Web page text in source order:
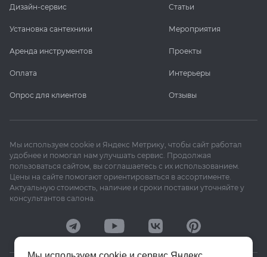
Дизайн-сервис
Установка сантехники
Аренда инструментов
Оплата
Опрос для клиентов
Статьи
Мероприятия
Проекты
Интерьеры
Отзывы
Мы используем cookie и Яндекс Метрику, чтобы сайт работал
удобнее и помогал нам улучшать сервис. Продолжая
пользоваться сайтом, вы соглашаетесь с их использованием.
Цены на сайте помогают ориентироваться в ассортименте.
Актуальную стоимость, наличие и сроки поставки уточняйте у
консультантов салона.